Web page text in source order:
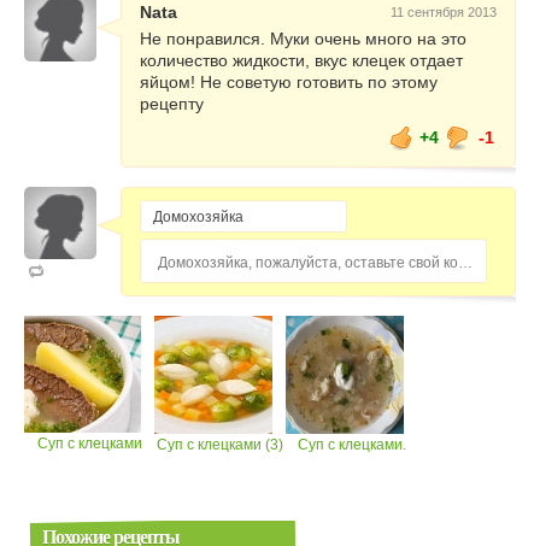
молоко или вода - 130 мл,
соль
Приготовление
Приго товить куриный бульон.
Для этого курицу вымыть, положить в
кастрюлю и залить холодной водой.
Довести до кипения, снять пену и убавить
огонь.
варить при слабом кипении ~35-40 минут.
Nata 11 сентября 2013
Не понравился. Муки очень много на это
количество жидкости, вкус клецек отдает
яйцом! Не советую готовить по этому
рецепту
+4
-1
Домохозяйка, пожалуйста, оставьте свой комментарий...
Суп с клецками Суп с клецками (3) Суп с клецками.
Похожие рецепты